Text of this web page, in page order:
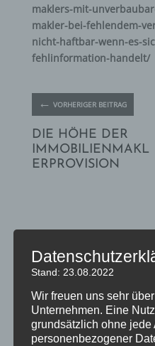
maklers-mit-
makler-bei-fehlendem-
nicht-haftbar-wenn-es-
fehlinformation-handelt/
← VORHERIGER BEITRAG
DIE HÖHE DER
IMMOBILIENMAKL
ERPROVISION
Das könnte Sie
Stand: 23.08.2022
Wir freuen uns sehr
Unternehmen. Eine
grundsätzlich ohne jede
personenbezogener